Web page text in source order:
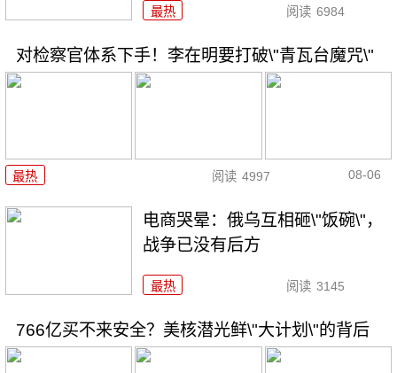
最热 阅读 6984
对检察官体系下手！李在明要打破\"青瓦台魔咒\"
最热 阅读 4997 08-06
电商哭晕：俄乌互相砸\"饭碗\"，
战争已没有后方
最热 阅读 3145
766亿买不来安全？美核潜光鲜\"大计划\"的背后